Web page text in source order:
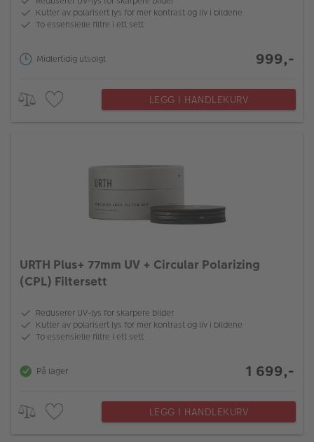
Kutter av polarisert lys for mer kontrast og liv i bildene
To essensielle filtre i ett sett
Midlertidig utsolgt 999,-
LEGG I HANDLEKURV
URTH Plus+ 77mm UV + Circular Polarizing
(CPL) Filtersett
Reduserer UV-lys for skarpere bilder
Kutter av polarisert lys for mer kontrast og liv i bildene
To essensielle filtre i ett sett
På lager 1 699,-
LEGG I HANDLEKURV